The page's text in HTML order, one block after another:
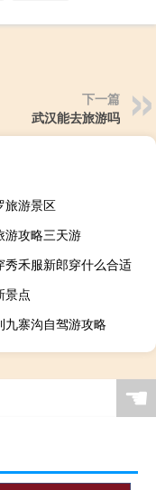
下一篇
武汉能去旅游吗
旅游景区
游攻略三天游
秀禾服新郎穿什么合适
景点
九寨沟自驾游攻略
☚